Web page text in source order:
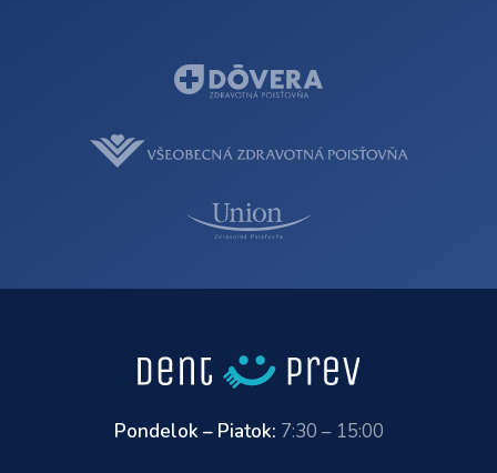
Pondelok – Piatok: 7:30 – 15:00